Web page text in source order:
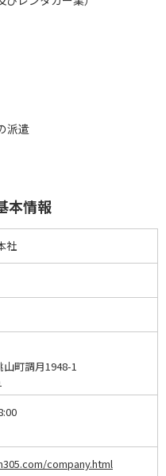
派遣
本情報
社
町調月1948-1
company.html